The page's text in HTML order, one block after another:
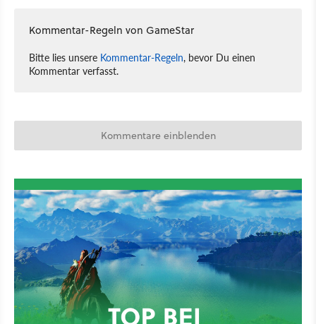
Kommentar-Regeln von GameStar
Bitte lies unsere Kommentar-Regeln, bevor Du einen
Kommentar verfasst.
Kommentare einblenden